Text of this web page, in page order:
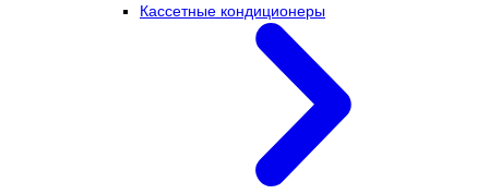
Кассетные кондиционеры